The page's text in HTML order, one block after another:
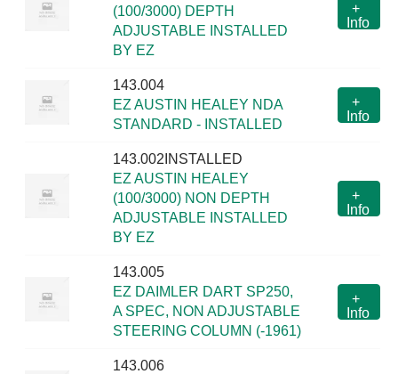
(100/3000) DEPTH
ADJUSTABLE INSTALLED
BY EZ
+
Info
143.004
EZ AUSTIN HEALEY NDA
STANDARD - INSTALLED
+
Info
143.002INSTALLED
EZ AUSTIN HEALEY
(100/3000) NON DEPTH
ADJUSTABLE INSTALLED
BY EZ
+
Info
143.005
EZ DAIMLER DART SP250,
A SPEC, NON ADJUSTABLE
STEERING COLUMN (-1961)
+
Info
143.006